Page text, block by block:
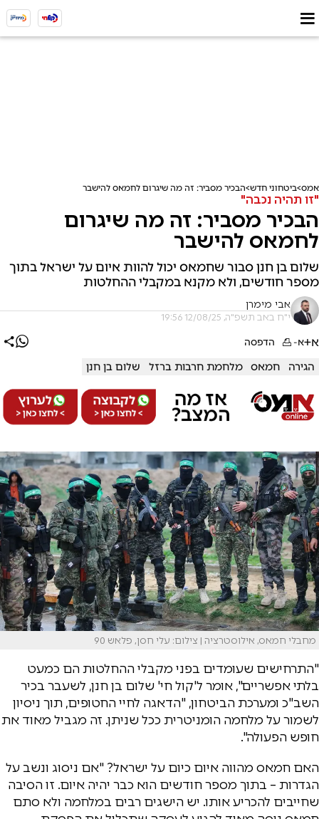
אמס ביטחוני חדש הבכיר מסביר: זה מה שיגרום לחמאס להישבר
"זו תהיה נכבה"
הבכיר מסביר: זה מה שיגרום
לחמאס להישבר
שלום בן חנן סבור שחמאס יכול להוות איום על ישראל בתוך
מספר חודשים, ולא מקנא במקבלי ההחלטות
אבי מימרן
י"ח באב תשפ"ה, 12/08/25 19:56
א+א- הדפסה
הגירה חמאס מלחמת חרבות ברזל שלום בן חנן
מחבלי חמאס, אילוסטרציה | צילום: עלי חסן, פלאש 90
"התרחישים שעומדים בפני מקבלי ההחלטות הם כמעט
בלתי אפשריים", אומר ל'קול חי' שלום בן חנן, לשעבר בכיר
השב"כ ומערכת הביטחון, "הדאגה לחיי החטופים, תוך ניסיון
לשמור על מלחמה הומניטרית ככל שניתן. זה מגביל מאוד את
חופש הפעולה".
האם חמאס מהווה איום כיום על ישראל? "אם ניסוג ונשב על
הגדרות – בתוך מספר חודשים הוא כבר יהיה איום. זו הסיבה
שחייבים להכריע אותו. יש הישגים רבים במלחמה ולא סתם